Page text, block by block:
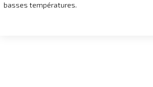
basses températures.